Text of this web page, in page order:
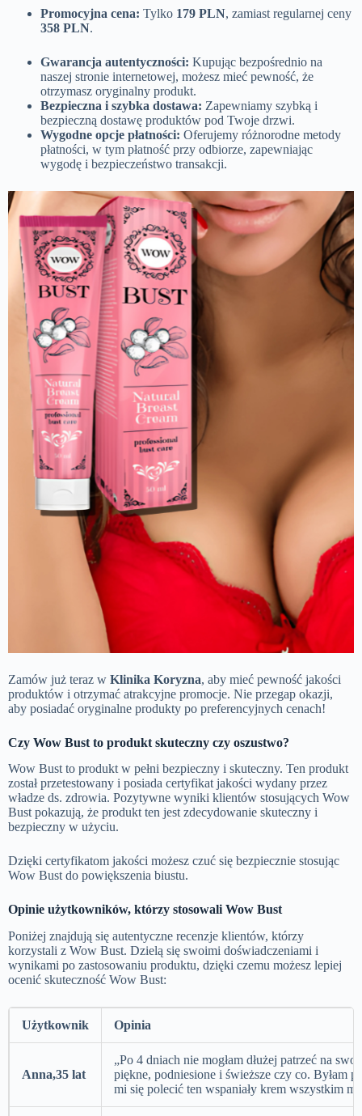
Promocyjna cena: Tylko 179 PLN, zamiast regularnej ceny
358 PLN.
Gwarancja autentyczności: Kupując bezpośrednio na
naszej stronie internetowej, możesz mieć pewność, że
otrzymasz oryginalny produkt.
Bezpieczna i szybka dostawa: Zapewniamy szybką i
bezpieczną dostawę produktów pod Twoje drzwi.
Wygodne opcje płatności: Oferujemy różnorodne metody
płatności, w tym płatność przy odbiorze, zapewniając
wygodę i bezpieczeństwo transakcji.
Zamów już teraz w Klinika Koryzna, aby mieć pewność jakości
produktów i otrzymać atrakcyjne promocje. Nie przegap okazji,
aby posiadać oryginalne produkty po preferencyjnych cenach!
Czy Wow Bust to produkt skuteczny czy oszustwo?
Wow Bust to produkt w pełni bezpieczny i skuteczny. Ten produkt
został przetestowany i posiada certyfikat jakości wydany przez
władze ds. zdrowia. Pozytywne wyniki klientów stosujących Wow
Bust pokazują, że produkt ten jest zdecydowanie skuteczny i
bezpieczny w użyciu.
Dzięki certyfikatom jakości możesz czuć się bezpiecznie stosując
Wow Bust do powiększenia biustu.
Opinie użytkowników, którzy stosowaliWow Bust
Poniżej znajdują się autentyczne recenzje klientów, którzy
korzystali z Wow Bust. Dzielą się swoimi doświadczeniami i
wynikami po zastosowaniu produktu, dzięki czemu możesz lepiej
ocenić skuteczność Wow Bust:
Użytkownik Opinia
Anna,35 lat
„Po 4 dniach nie mogłam dłużej patrzeć na
piękne, podniesione i świeższe czy co. Byłam
mi się polecić ten wspaniały krem wszystkim